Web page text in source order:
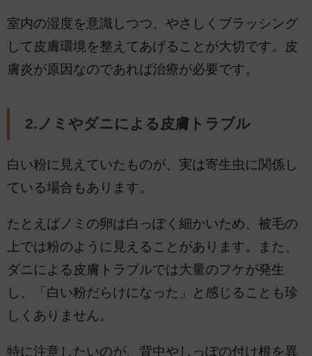
室内の湿度を意識しつつ、やさしくブラッシング
して皮膚環境を整えてあげることが大切です。皮
膚炎が原因なのであれば治療が必要です。
2.ノミやダニによる皮膚トラブル
白い粉に見えていたものが、実は寄生虫に関係し
ている場合もあります。
たとえばノミの卵は白っぽく細かいため、被毛の
上では粉のように見えることがあります。また、
ダニによる皮膚トラブルでは大量のフケが発生
し、「白い粉だらけになった」と感じることも珍
しくありません。
特に注意したいのが、背中やしっぽの付け根を異